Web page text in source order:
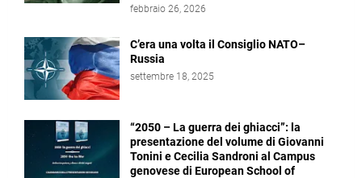
febbraio 26, 2026
C’era una volta il Consiglio NATO–
Russia
settembre 18, 2025
“2050 – La guerra dei ghiacci”: la
presentazione del volume di Giovanni
Tonini e Cecilia Sandroni al Campus
genovese di European School of